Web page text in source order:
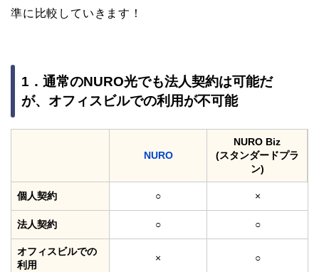
準に比較していきます！
1．通常のNURO光でも法人契約は可能だ
が、オフィスビルでの利用が不可能
NURO
NURO Biz
(スタンダードプラ
ン)
個人契約 ○ ×
法人契約 ○ ○
オフィスビルでの
利用
× ○